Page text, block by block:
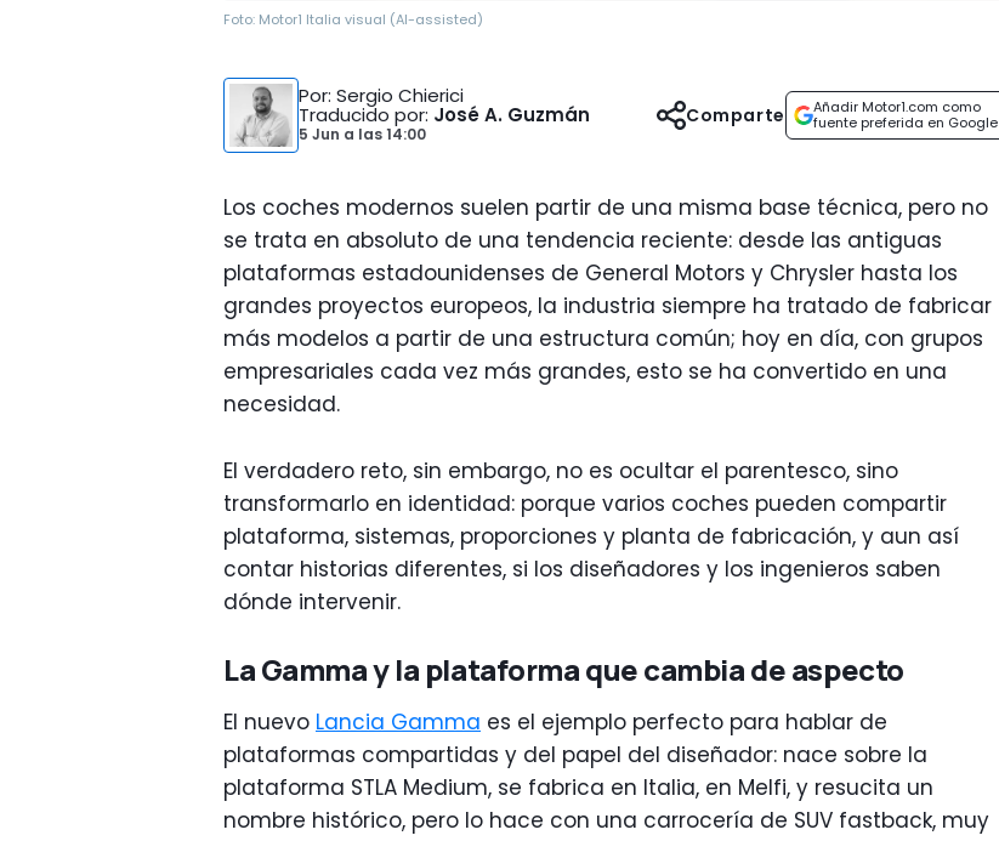
Foto: Motor1 Italia visual (AI-assisted)
Por: Sergio Chierici
Traducido por: José A. Guzmán
5 Jun a las14:00
Añadir Motor1.com como
fuente preferida en Google
Comparte
Los coches modernos suelen partir de una misma base técnica, pero no
se trata en absoluto de una tendencia reciente: desde las antiguas
plataformas estadounidenses de General Motors y Chrysler hasta los
grandes proyectos europeos, la industria siempre ha tratado de fabricar
más modelos a partir de una estructura común; hoy en día, con grupos
empresariales cada vez más grandes, esto se ha convertido en una
necesidad.
El verdadero reto, sin embargo, no es ocultar el parentesco, sino
transformarlo en identidad: porque varios coches pueden compartir
plataforma, sistemas, proporciones y planta de fabricación, y aun así
contar historias diferentes, si los diseñadores y los ingenieros saben
dónde intervenir.
La Gamma y la plataforma que cambia de aspecto
El nuevo Lancia Gamma es el ejemplo perfecto para hablar de
plataformas compartidas y del papel del diseñador: nace sobre la
plataforma STLA Medium, se fabrica en Italia, en Melfi, y resucita un
nombre histórico, pero lo hace con una carrocería de SUV fastback, muy